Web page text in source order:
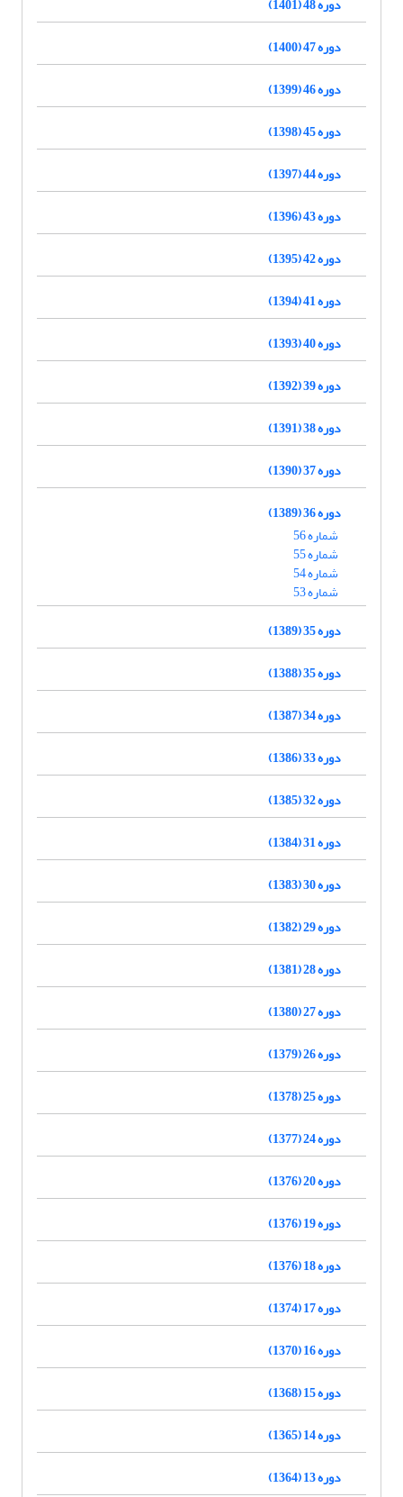
دوره 47 (1400)
دوره 46 (1399)
دوره 45 (1398)
دوره 44 (1397)
دوره 43 (1396)
دوره 42 (1395)
دوره 41 (1394)
دوره 40 (1393)
دوره 39 (1392)
دوره 38 (1391)
دوره 37 (1390)
دوره 36 (1389)
شماره 56
شماره 55
شماره 54
شماره 53
دوره 35 (1389)
دوره 35 (1388)
دوره 34 (1387)
دوره 33 (1386)
دوره 32 (1385)
دوره 31 (1384)
دوره 30 (1383)
دوره 29 (1382)
دوره 28 (1381)
دوره 27 (1380)
دوره 26 (1379)
دوره 25 (1378)
دوره 24 (1377)
دوره 20 (1376)
دوره 19 (1376)
دوره 18 (1376)
دوره 17 (1374)
دوره 16 (1370)
دوره 15 (1368)
دوره 14 (1365)
دوره 13 (1364)